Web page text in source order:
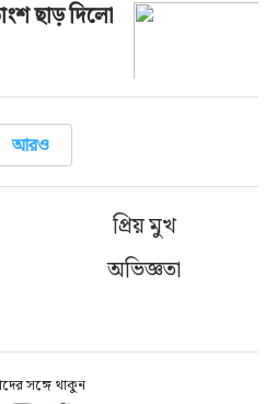
ছাড় দিলো
আরও
প্রিয় মুখ
অভিজ্ঞতা
সঙ্গে থাকুন